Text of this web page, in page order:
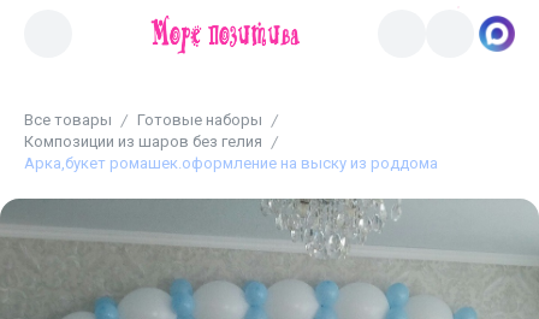
Все товары
Готовые наборы
Композиции из шаров без гелия
Арка,букет ромашек.оформление на выску из роддома